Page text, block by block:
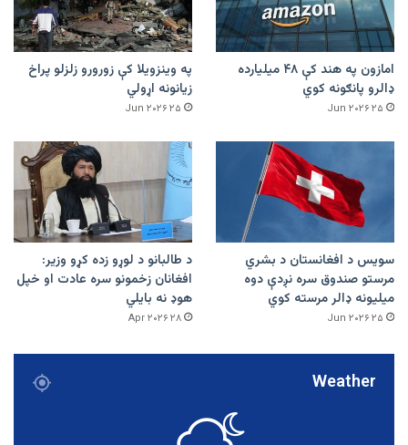
امازون په هند کې ۴۸ میلیارده
ډالرو پانګونه کوي
۲۵ Jun ۲۰۲۶
په وینزویلا کې زورورو زلزلو پراخ
زیانونه اړولي
۲۵ Jun ۲۰۲۶
سویس د افغانستان د بشري
مرستو صندوق سره نږدې دوه
میلیونه ډالر مرسته کوي
۲۵ Jun ۲۰۲۶
د طالبانو د لوړو زده کړو وزیر:
افغانان زخمونو سره عادت او خپل
هوډ نه بایلي
۲۸ Apr ۲۰۲۶
Weather